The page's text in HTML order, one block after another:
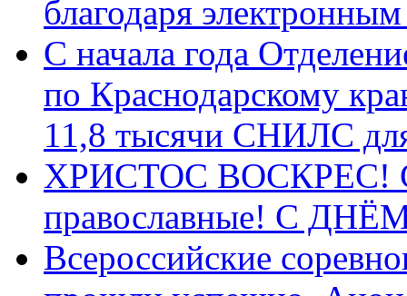
благодаря
С начала года
по Краснодарскому
11,8 тысячи СНИЛС
ХРИСТОС ВОСКРЕС! С
православные! C
Всероссийские